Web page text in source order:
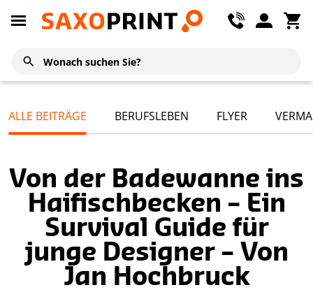
ALLE BEITRÄGE BERUFSLEBEN FLYER
Von der Badewanne ins
Haifischbecken – Ein
Survival Guide für
junge Designer – Von
Jan Hochbruck